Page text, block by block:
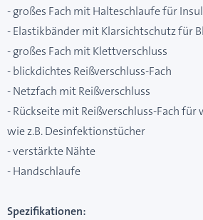
- großes Fach mit Halteschlaufe für
- Elastikbänder mit Klarsichtschutz für
- großes Fach mit Klettverschluss
- blickdichtes Reißverschluss-Fach
- Netzfach mit Reißverschluss
- Rückseite mit Reißverschluss-Fach
wie z.B. Desinfektionstücher
- verstärkte Nähte
- Handschlaufe
Spezifikationen: